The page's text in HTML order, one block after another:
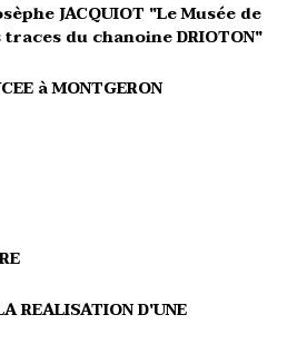
JACQUIOT "Le Musée de
du chanoine DRIOTON"
à MONTGERON
REALISATION D'UNE